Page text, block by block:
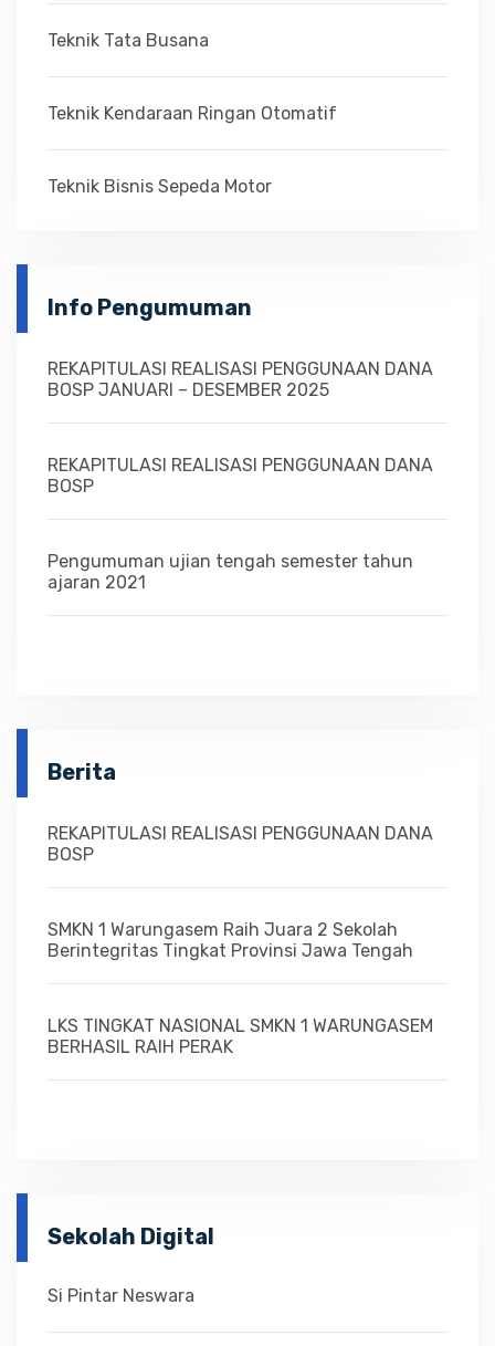
Teknik Tata Busana
Teknik Kendaraan Ringan Otomatif
Teknik Bisnis Sepeda Motor
Info Pengumuman
REKAPITULASI REALISASI PENGGUNAAN DANA
BOSP JANUARI – DESEMBER 2025
REKAPITULASI REALISASI PENGGUNAAN DANA
BOSP
Pengumuman ujian tengah semester tahun
ajaran 2021
Berita
REKAPITULASI REALISASI PENGGUNAAN DANA
BOSP
SMKN 1 Warungasem Raih Juara 2 Sekolah
Berintegritas Tingkat Provinsi Jawa Tengah
LKS TINGKAT NASIONAL SMKN 1 WARUNGASEM
BERHASIL RAIH PERAK
Sekolah Digital
Si Pintar Neswara